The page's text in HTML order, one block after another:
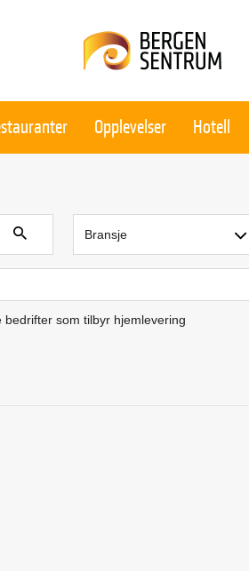
Opplevelser Hotell
Bransje
bedrifter som tilbyr hjemlevering